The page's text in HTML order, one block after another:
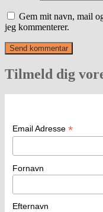
Gem mit navn, mail
jeg kommenterer.
Tilmeld dig
Email Adresse *
Fornavn
Efternavn